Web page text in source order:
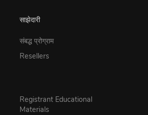
साझेदारी
संबद्ध प्रोग्राम
Resellers
Registrant Educational
Materials